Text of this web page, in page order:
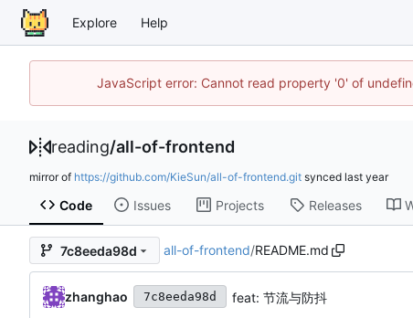
Explore Help
JavaScript error: Cannot read property '0' of
reading/all-of-frontend
mirror of https://github.com/KieSun/all-of-frontend.git synced
Code Issues Projects Releases
7c8eeda98d all-of-frontend/README.md
zhanghao 7c8eeda98d feat: 节流与防抖